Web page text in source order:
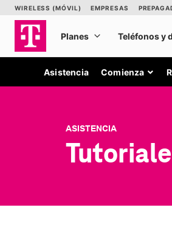
Asistencia Comienza
ASISTENCIA